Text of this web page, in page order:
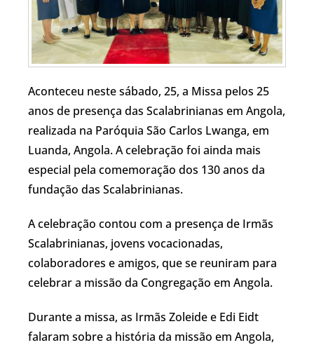
Aconteceu neste sábado, 25, a Missa pelos 25
anos de presença das Scalabrinianas em Angola,
realizada na Paróquia São Carlos Lwanga, em
Luanda, Angola. A celebração foi ainda mais
especial pela comemoração dos 130 anos da
fundação das Scalabrinianas.
A celebração contou com a presença de Irmãs
Scalabrinianas, jovens vocacionadas,
colaboradores e amigos, que se reuniram para
celebrar a missão da Congregação em Angola.
Durante a missa, as Irmãs Zoleide e Edi Eidt
falaram sobre a história da missão em Angola,